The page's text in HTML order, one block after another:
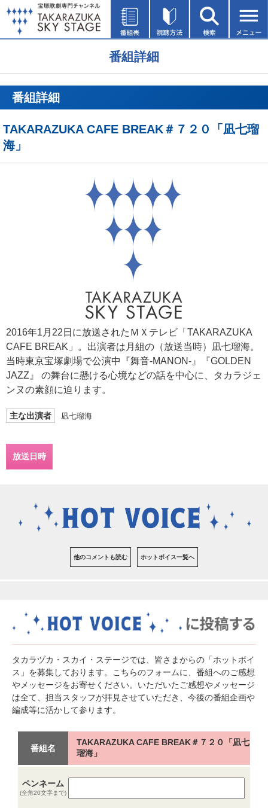
番組詳細
番組詳細
TAKARAZUKA CAFE BREAK＃７２０「凪七瑠
海」
2016年1月22日に放送されたＭＸテレビ「TAKARAZUKA
CAFE BREAK」。出演者は月組の（放送当時）凪七瑠海。
当時東京宝塚劇場で公演中『舞音-MANON-』『GOLDEN
JAZZ』 の舞台に懸ける心境などの話を中心に、タカラジェ
ンヌの素顔に迫ります。
主な出演者 凪七瑠海
放送日時
他のコメントも読む ホットボイス一覧へ
タカラヅカ・スカイ・ステージでは、皆さまからの「ホットボイ
ス」を募集しております。こちらのフォームに、番組へのご感想
やメッセージをお寄せください。いただいたご感想やメッセージ
は全て、担当スタッフが拝見させていただき、今後の番組企画や
編成等に活かして参ります。
番組名
TAKARAZUKA CAFE BREAK＃７２０「凪七
瑠海」
ペンネーム
(全角20文字まで)